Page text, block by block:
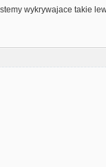
wykrywajace takie